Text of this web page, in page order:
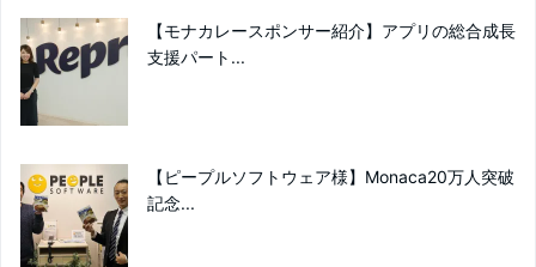
【モナカレースポンサー紹介】アプリの総合成長
支援パート...
【ピープルソフトウェア様】Monaca20万人突破
記念...